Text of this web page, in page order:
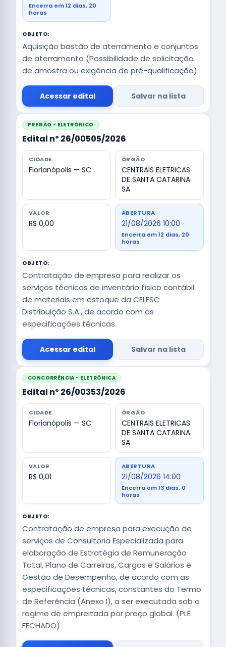
Encerra em 12 dias, 20
horas
OBJETO:
Aquisição bastão de aterramento e conjuntos
de aterramento (Possibilidade de solicitação
de amostra ou exigência de pré-qualificação)
Acessar edital Salvar na lista
PREGÃO - ELETRÔNICO
Edital nº 26/00505/2026
CIDADE
Florianópolis — SC
ÓRGÃO
CENTRAIS ELETRICAS
DE SANTA CATARINA
SA
VALOR
R$ 0,00
ABERTURA
21/08/2026 10:00
Encerra em 12 dias, 20
horas
OBJETO:
Contratação de empresa para realizar os
serviços técnicos de inventário físico contábil
de materiais em estoque da CELESC
Distribuição S.A., de acordo com as
especificações técnicas.
Acessar edital Salvar na lista
CONCORRÊNCIA - ELETRÔNICA
Edital nº 26/00353/2026
CIDADE
Florianópolis — SC
ÓRGÃO
CENTRAIS ELETRICAS
DE SANTA CATARINA
SA
VALOR
R$ 0,01
ABERTURA
21/08/2026 14:00
Encerra em 13 dias, 0
horas
OBJETO:
Contratação de empresa para execução de
serviços de Consultoria Especializada para
elaboração de Estratégia de Remuneração
Total, Plano de Carreiras, Cargos e Salários e
Gestão de Desempenho, de acordo com as
especificações técnicas, constantes do Termo
de Referência (Anexo I), a ser executada sob o
regime de empreitada por preço global. (PLE
FECHADO)